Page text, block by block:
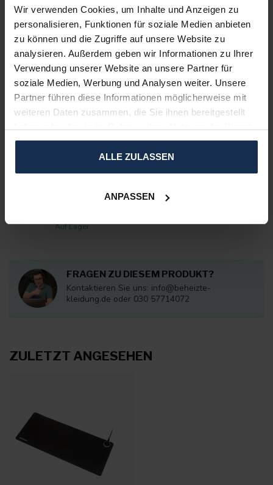
Wir verwenden Cookies, um Inhalte und Anzeigen zu
personalisieren, Funktionen für soziale Medien anbieten
zu können und die Zugriffe auf unsere Website zu
analysieren. Außerdem geben wir Informationen zu Ihrer
Verwendung unserer Website an unsere Partner für
soziale Medien, Werbung und Analysen weiter. Unsere
Partner führen diese Informationen möglicherweise mit
weiteren Daten zusammen, die Sie ihnen bereitgestellt
gesammelt haben.
ALLE ZULASSEN
ANPASSEN
BEWERTUNGEN
ERGÄNZENDE PRODUKTE
BERTSCHAT®
Elektrische
Unterziehhandschuhe PRO -
Dual Heating | USB
Auf Lager
€189,95
BERTSCHAT®
Beheizte Unterziehhandschuhe |
Jagd & Sport | USB-C
Auf Lager
FRAGEN ZU DIESEM PRODUKT?
Kontaktieren Sie uns: info@beheizte-
kleidung.de oder 030 57714072
ZULETZT ANGESEHEN